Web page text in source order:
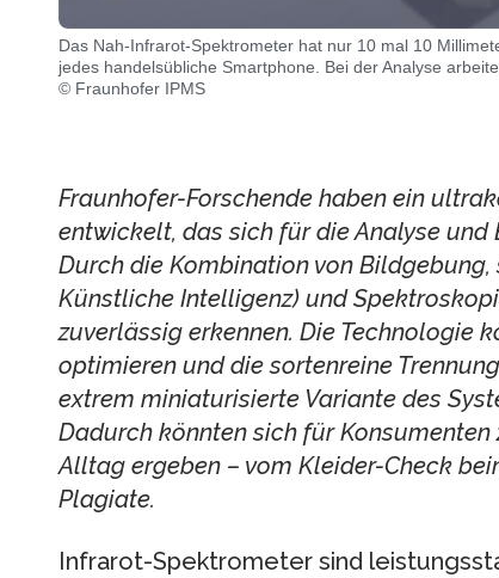
Das Nah-Infrarot-Spektrometer hat nur 10 mal 10
jedes handelsübliche Smartphone. Bei der Analyse
© Fraunhofer IPMS
Fraunhofer-Forschende haben ein
entwickelt, das sich für die Analyse und
Durch die Kombination von
Künstliche Intelligenz) und
zuverlässig erkennen. Die Technologie
optimieren und die sortenreine
extrem miniaturisierte Variante des
Dadurch könnten sich für
Alltag ergeben – vom Kleider-Check
Plagiate.
Infrarot-Spektrometer sind